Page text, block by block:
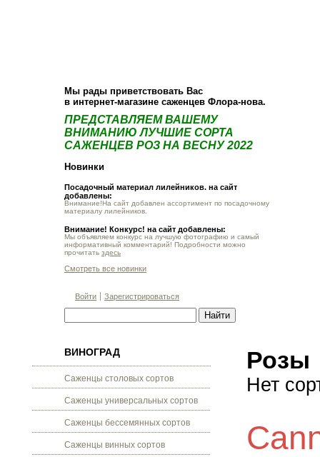
Мы рады приветствовать Вас
в интернет-магазине саженцев Флора-нова.
ПРЕДСТАВЛЯЕМ ВАШЕМУ
ВНИМАНИЮ ЛУЧШИЕ СОРТА
САЖЕНЦЕВ РОЗ НА ВЕСНУ 2022
Новинки
Посадочный материал лилейников. на сайт
добавлены:
Внимание!На сайт добавлен ассортимент по посадочному
материалу лилейников.
Внимание! Конкурс! на сайт добавлены:
Мы объявляем конкурс на лучшую фотографию и самый
информативный комментарий! Подробности можно
прочитать здесь
Смотреть все новинки
Войти Зарегистрироваться
ВИНОГРАД
Саженцы столовых сортов
Саженцы универсальных сортов
Саженцы бессемянных сортов
Саженцы винных сортов
Розы
Нет